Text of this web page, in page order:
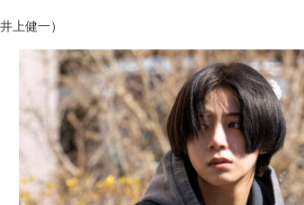
上健一）